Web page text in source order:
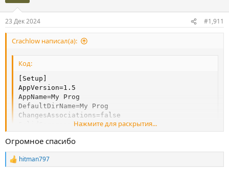
23 Дек 2024 #1,911
Crachlow написал(а):
Код:
[Setup]
AppVersion=1.5
AppName=My Prog
DefaultDirName=My Prog
ChangesAssociations=false
SolidCompression=no
OutputDir=.
OutputBaseFilename=alert
Нажмите для раскрытия...
Огромное спасибо
Р
hitman797